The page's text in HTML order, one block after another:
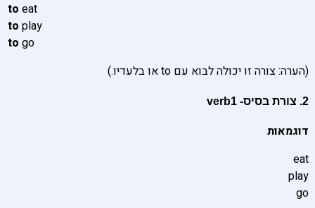
to eat
to play
to go
(הערה: צורה זו יכולה לבוא עם to או בלעדיו.)
2. צורת בסיס- verb1
דוגמאות
eat
play
go